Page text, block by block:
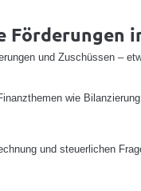
Förderungen
und Zuschüssen –
wie
und steuerlichen